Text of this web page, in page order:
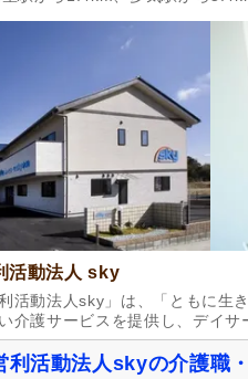
スピード対応
残業ほぼなし(5,679)
夜勤のみ可(220)
時短勤務相談可(485)
週3日から可 (420)
即日勤務可(359)
認知症ケア専門士(3)
社会福祉主事任用(45)
介護支援専門員（ケアマネジ
活動法人 sky
利活動法人sky」は、「ともに
介護サービスを提供し、デイサ
利活動法人skyの介護職